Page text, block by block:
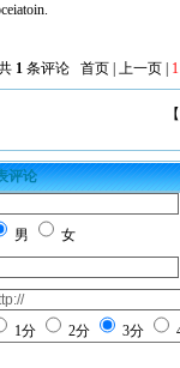
1条评论 首页 | 上一页 | 1
【
评论
男
女
1分 2分 3分